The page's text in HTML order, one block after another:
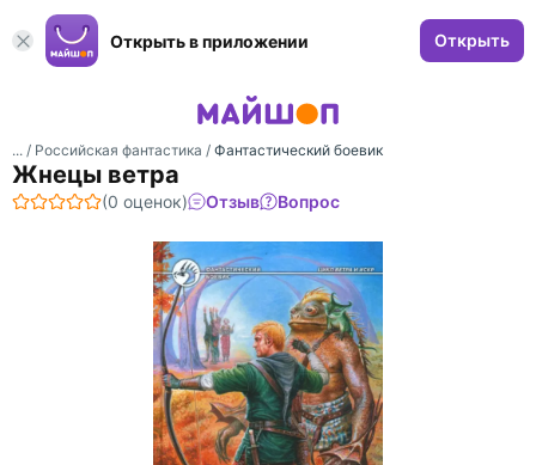
Открыть в приложении Открыть
... / Российская фантастика / Фантастический боевик
Жнецы ветра
(0 оценок) Отзыв Вопрос